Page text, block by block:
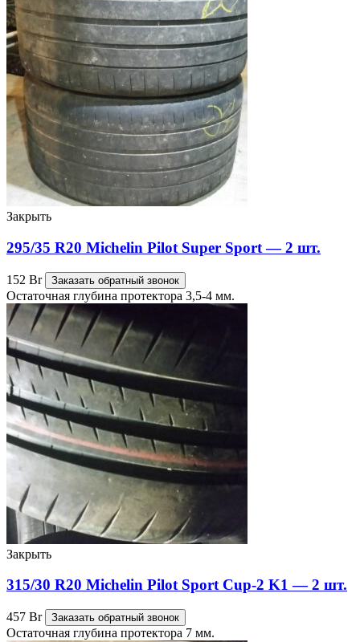
Закрыть
295/35 R20 Michelin Pilot Super Sport — 2 шт.
152 Br Заказать обратный звонок
Остаточная глубина протектора 3,5-4 мм.
Закрыть
315/30 R20 Michelin Pilot Sport Cup-2 K1 — 2 шт.
457 Br Заказать обратный звонок
Остаточная глубина протектора 7 мм.